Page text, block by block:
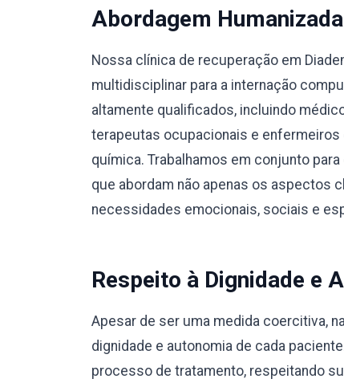
Abordagem
Nossa clínica de recuperação em
multidisciplinar para a internação
altamente qualificados, incluindo
terapeutas ocupacionais e
química. Trabalhamos em conjunto
que abordam não apenas os aspectos
necessidades emocionais, sociais e
Respeito à Dignidade e
Apesar de ser uma medida coercitiva,
dignidade e autonomia de cada
processo de tratamento, respeitando